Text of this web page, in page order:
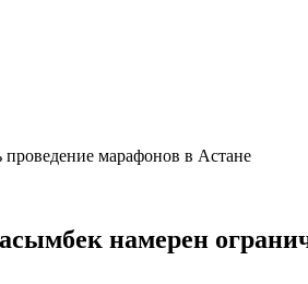
проведение марафонов в Астане
намерен